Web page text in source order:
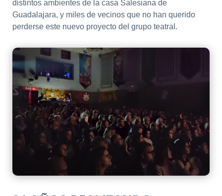
distintos ambientes de la casa Salesiana de
Guadalajara, y miles de vecinos que no han querido
perderse este nuevo proyecto del grupo teatral.